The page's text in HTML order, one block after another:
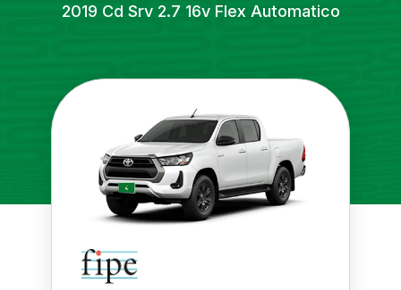
2019 Cd Srv 2.7 16v Flex Automatico